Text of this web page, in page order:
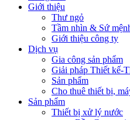
Giới thiệu
Thư ngỏ
Tầm nhìn & Sứ
Giới thiệu công ty
Dịch vụ
Gia công sản phẩm
Giải pháp Thiết kế-
Sản phẩm
Cho thuê thiết bị,
Sản phẩm
Thiết bị xử lý nước